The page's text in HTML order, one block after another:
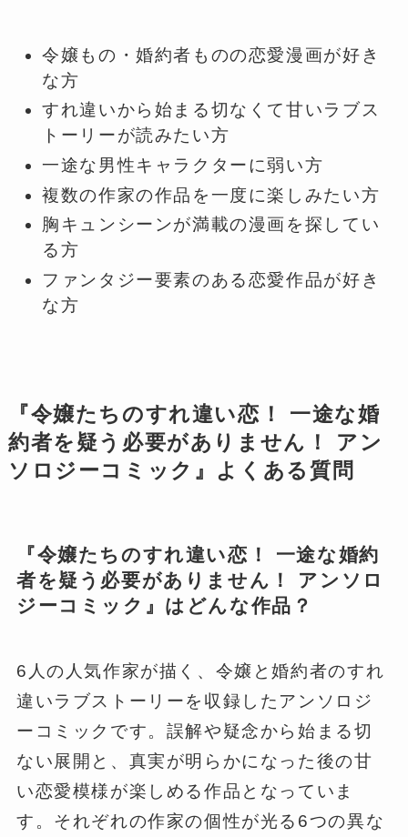
令嬢もの・婚約者ものの恋愛漫画が好き
な方
すれ違いから始まる切なくて甘いラブス
トーリーが読みたい方
一途な男性キャラクターに弱い方
複数の作家の作品を一度に楽しみたい方
胸キュンシーンが満載の漫画を探してい
る方
ファンタジー要素のある恋愛作品が好き
な方
『令嬢たちのすれ違い恋！ 一途な婚
約者を疑う必要がありません！ アン
ソロジーコミック』よくある質問
『令嬢たちのすれ違い恋！ 一途な婚約
者を疑う必要がありません！ アンソロ
ジーコミック』はどんな作品？
6人の人気作家が描く、令嬢と婚約者のすれ
違いラブストーリーを収録したアンソロジ
ーコミックです。誤解や疑念から始まる切
ない展開と、真実が明らかになった後の甘
い恋愛模様が楽しめる作品となっていま
す。それぞれの作家の個性が光る6つの異な